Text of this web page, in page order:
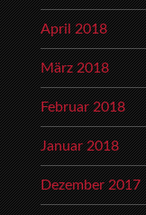
April 2018
März 2018
Februar 2018
Januar 2018
Dezember 2017